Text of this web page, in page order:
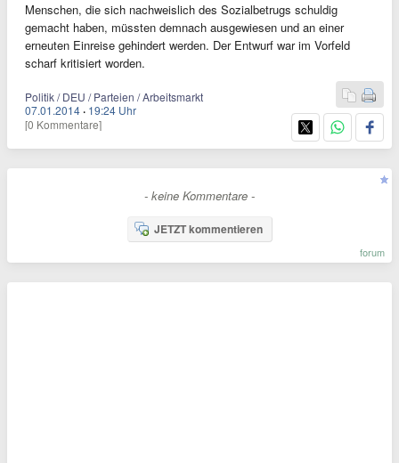
Menschen, die sich nachweislich des Sozialbetrugs schuldig
gemacht haben, müssten demnach ausgewiesen und an einer
erneuten Einreise gehindert werden. Der Entwurf war im Vorfeld
scharf kritisiert worden.
Politik / DEU / Parteien / Arbeitsmarkt
07.01.2014 · 19:24 Uhr
[0 Kommentare]
- keine Kommentare -
JETZT kommentieren
forum